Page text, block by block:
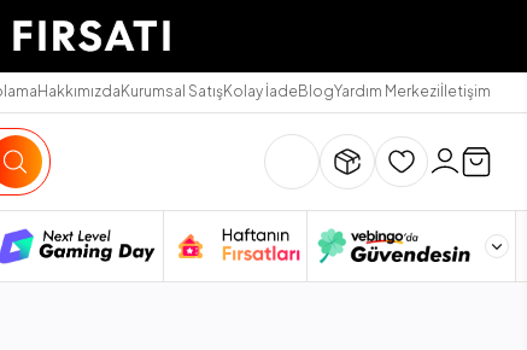
HakkımızdaKurumsal SatışKolay İadeBlogYardım Merkeziİletişim